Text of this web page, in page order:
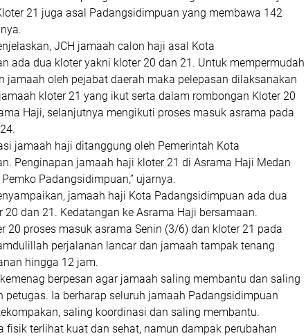
21 juga asal Padangsidimpuan yang membawa 142
JCH jamaah calon haji asal Kota
ada dua kloter yakni kloter 20 dan 21. Untuk mempermudah
jamaah oleh pejabat daerah maka pelepasan dilaksanakan
kloter 21 yang ikut serta dalam rombongan Kloter 20
Haji, selanjutnya mengikuti proses masuk asrama pada
jamaah haji ditanggung oleh Pemerintah Kota
Penginapan jamaah haji kloter 21 di Asrama Haji Medan
Padangsidimpuan,” ujarnya.
jamaah haji Kota Padangsidimpuan ada dua
20 dan 21. Kedatangan ke Asrama Haji bersamaan.
20 proses masuk asrama Senin (3/6) dan kloter 21 pada
perjalanan lancar dan jamaah tampak tenang
hingga 12 jam.
berpesan agar jamaah saling membantu dan saling
petugas. Ia berharap seluruh jamaah Padangsidimpuan
saling koordinasi dan saling membantu.
fisik terlihat kuat dan sehat, namun dampak perubahan